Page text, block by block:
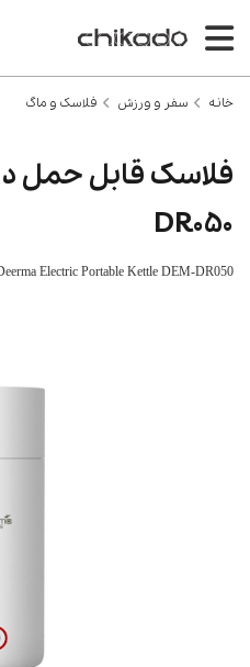
خانه سفر و ورزش فلاسک و ماگ
DR050
Electric Portable Kettle DEM-DR050